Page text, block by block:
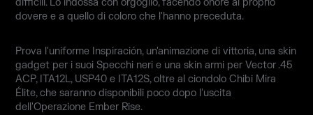
dovere e a quello di coloro che l'hanno preceduta.
Prova l'uniforme Inspiración, un'animazione di vittoria, una skin
gadget per i suoi Specchi neri e una skin armi per Vector .45
ACP, ITA12L, USP40 e ITA12S, oltre al ciondolo Chibi Mira
Élite, che saranno disponibili poco dopo l'uscita
dell'Operazione Ember Rise.